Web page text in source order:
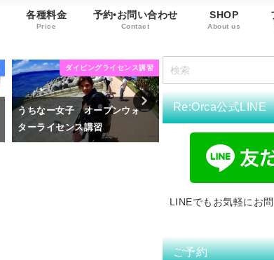
各種料金
Price
予約•お問い合わせ
Contact
SHOP
About us
ダイビングライセンス講習
沖縄 恩納村の人気ダイビングス
ポットでアドバンス講習
PADI アドバンスド・
2020年4月14日
Re:Orca公式LINE
LINEでもお気軽にお
ご予約